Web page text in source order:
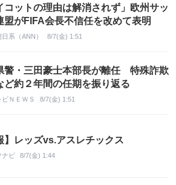
コットの理由は解消されず」欧州サッ
盟がFIFA会長不信任を改めて表明
系（ANN） 8/7(金) 1:51
警・三田豪士本部長が離任 特殊詐欺
ど約２年間の任期を振り返る
ＮＥＷＳ 8/7(金) 1:51
】レッズvs.アスレチックス
ナビ 8/7(金) 1:44